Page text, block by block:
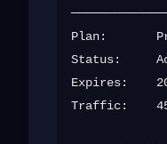
Plan:
Status:
Expires:
Traffic: